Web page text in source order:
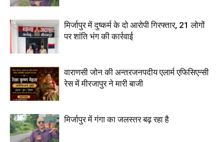
मिर्जापुर में दुष्कर्म के दो आरोपी गिरफ्तार, 21 लोगों
पर शांति भंग की कार्रवाई
वाराणसी जोन की अन्तरजनपदीय एलार्म एफिसिएन्सी
रेस में मीरजापुर ने मारी बाजी
मिर्जापुर में गंगा का जलस्तर बढ़ रहा है